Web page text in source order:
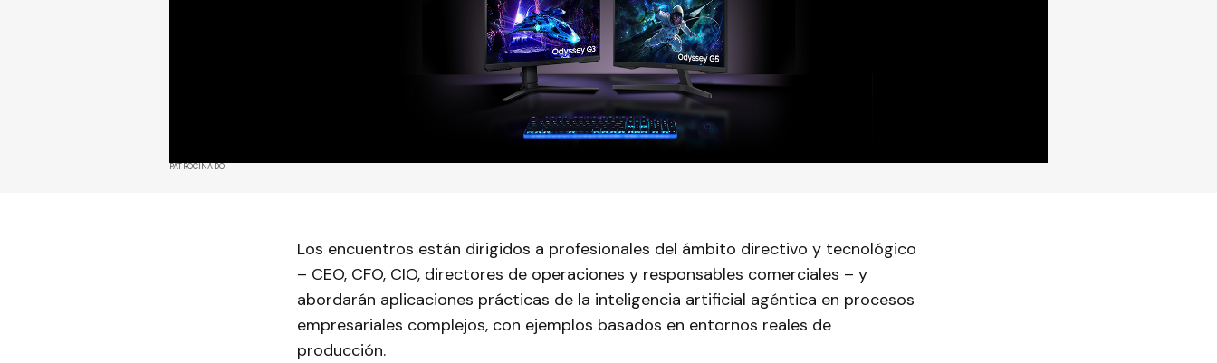
PATROCINADO
Los encuentros están dirigidos a profesionales del ámbito directivo y tecnológico
– CEO, CFO, CIO, directores de operaciones y responsables comerciales – y
abordarán aplicaciones prácticas de la inteligencia artificial agéntica en procesos
empresariales complejos, con ejemplos basados en entornos reales de
producción.